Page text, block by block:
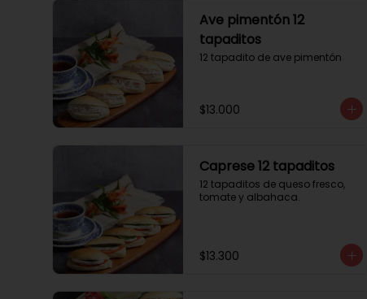
Ave pimentón 12
tapaditos
12 tapadito de ave pimentón
$13.000
Caprese 12 tapaditos
12 tapaditos de queso fresco,
tomate y albahaca.
$13.300